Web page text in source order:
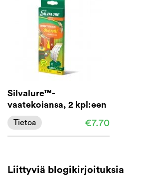
Silvalure™-
vaatekoiansa, 2 kpl:een
pakkaus
€7.70
Tietoa
Liittyviä blogikirjoituksia